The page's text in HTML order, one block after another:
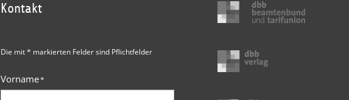
Kontakt
Die mit * markierten Felder sind Pflichtfelder
Vorname*